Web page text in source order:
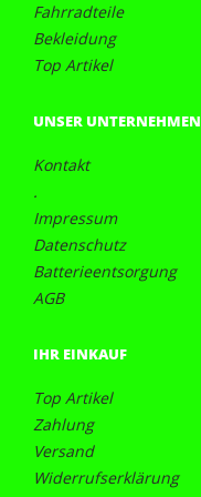
Fahrradteile
Bekleidung
Top Artikel
UNSER UNTERNEHMEN
Kontakt
.
Impressum
Datenschutz
Batterieentsorgung
AGB
IHR EINKAUF
Top Artikel
Zahlung
Versand
Widerrufserklärung